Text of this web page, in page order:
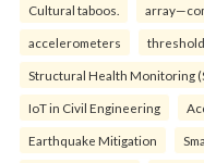
Cultural taboos.
accelerometers
Structural Health Monitoring
IoT in Civil Engineering
Earthquake Mitigation